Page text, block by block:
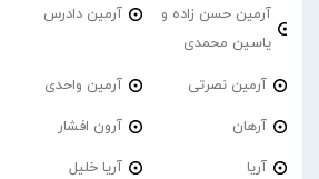
آرمین حسن زاده و
یاسین محمدی
آرمین دادرس
آرمین نصرتی آرمین واحدی
آرهان آرون افشار
آریا آریا خلیل